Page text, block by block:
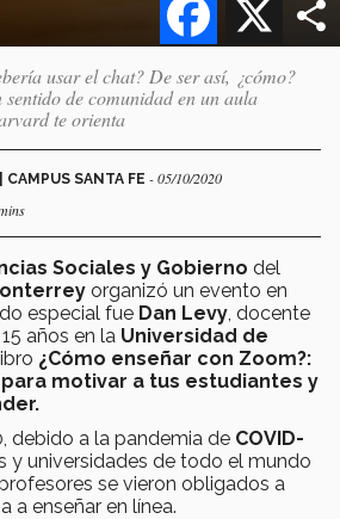
usar el chat? De ser así, ¿cómo?
sentido de comunidad en un aula
te orienta
SANTA FE - 05/10/2020
Sociales y Gobierno del
organizó un evento en
especial fue Dan Levy , docente
años en la Universidad de
¿Cómo enseñar con Zoom?:
motivar a tus estudiantes y
debido a la pandemia de COVID-
y universidades de todo el mundo
se vieron obligados a
a enseñar en línea.